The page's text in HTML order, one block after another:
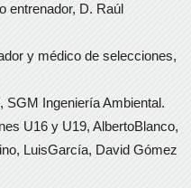
entrenador, D. Raúl
y médico de selecciones,
SGM Ingeniería Ambiental.
U16 y U19, AlbertoBlanco,
LuisGarcía, David Gómez